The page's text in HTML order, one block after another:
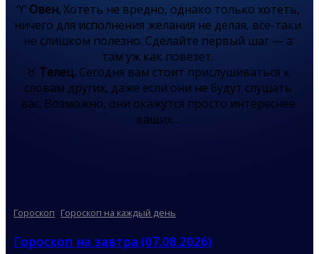
♈ Овен.Хотеть не вредно, однако только хотеть,
ничего для исполнения желания не делая, все-таки
не слишком полезно. Сделайте первый шаг — а
там уж как повезет.
♉ Телец.Сегодня вам стоит прислушиваться к
словам других, даже если они не будут слушать
вас. Возможно, они окажутся просто интереснее
ваших…
Гороскоп, Гороскоп на каждый день
Гороскоп на завтра (07.08.2026)